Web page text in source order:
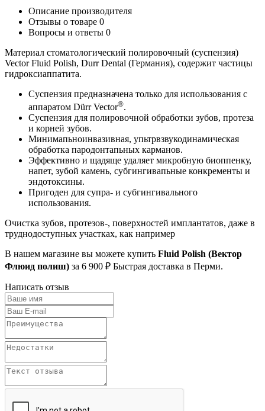
Описание производителя
Отзывы о товаре 0
Вопросы и ответы 0
Материал стоматологический полировочный (суспензия)
Vector Fluid Polish, Durr Dental (Германия), содержит частицы
гидроксиаппатита.
Суспензия предназначена только для использования с
аппаратом Dürr Vector®.
Суспензия для полировочной обработки зубов, протеза
и корней зубов.
Минимапьноинвазивная, упьтрвзвукодинамическая
обработка пародонтапьных карманов.
Эффективно и щадяще удаляет микробную биоппенку,
напет, зубой камень, субгингивапьные конкременты и
эндотоксины.
Пригоден для супра- и субгингивального
использования.
Очистка зубов, протезов-, поверхностей имплантатов, даже в
труднодоступных участках, как например
В нашем магазине вы можете купить Fluid Polish (Вектор
Флюид полиш) за 6 900 ₽ Быстрая доставка в Перми.
Написать отзыв